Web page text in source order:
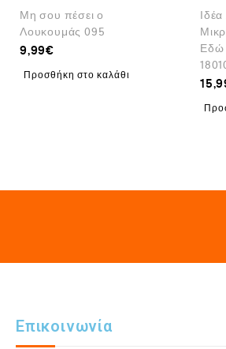
Μη σου πέσει ο
Λουκουμάς 095
9,99€
Προσθήκη στο καλάθι
Εδώ
Επικοινωνία